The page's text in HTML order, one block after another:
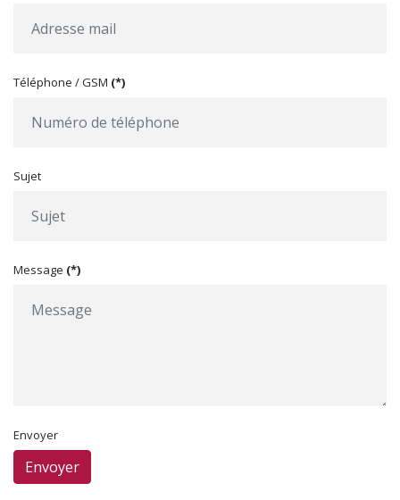
Téléphone / GSM (*)
Sujet
Message (*)
Envoyer
Envoyer